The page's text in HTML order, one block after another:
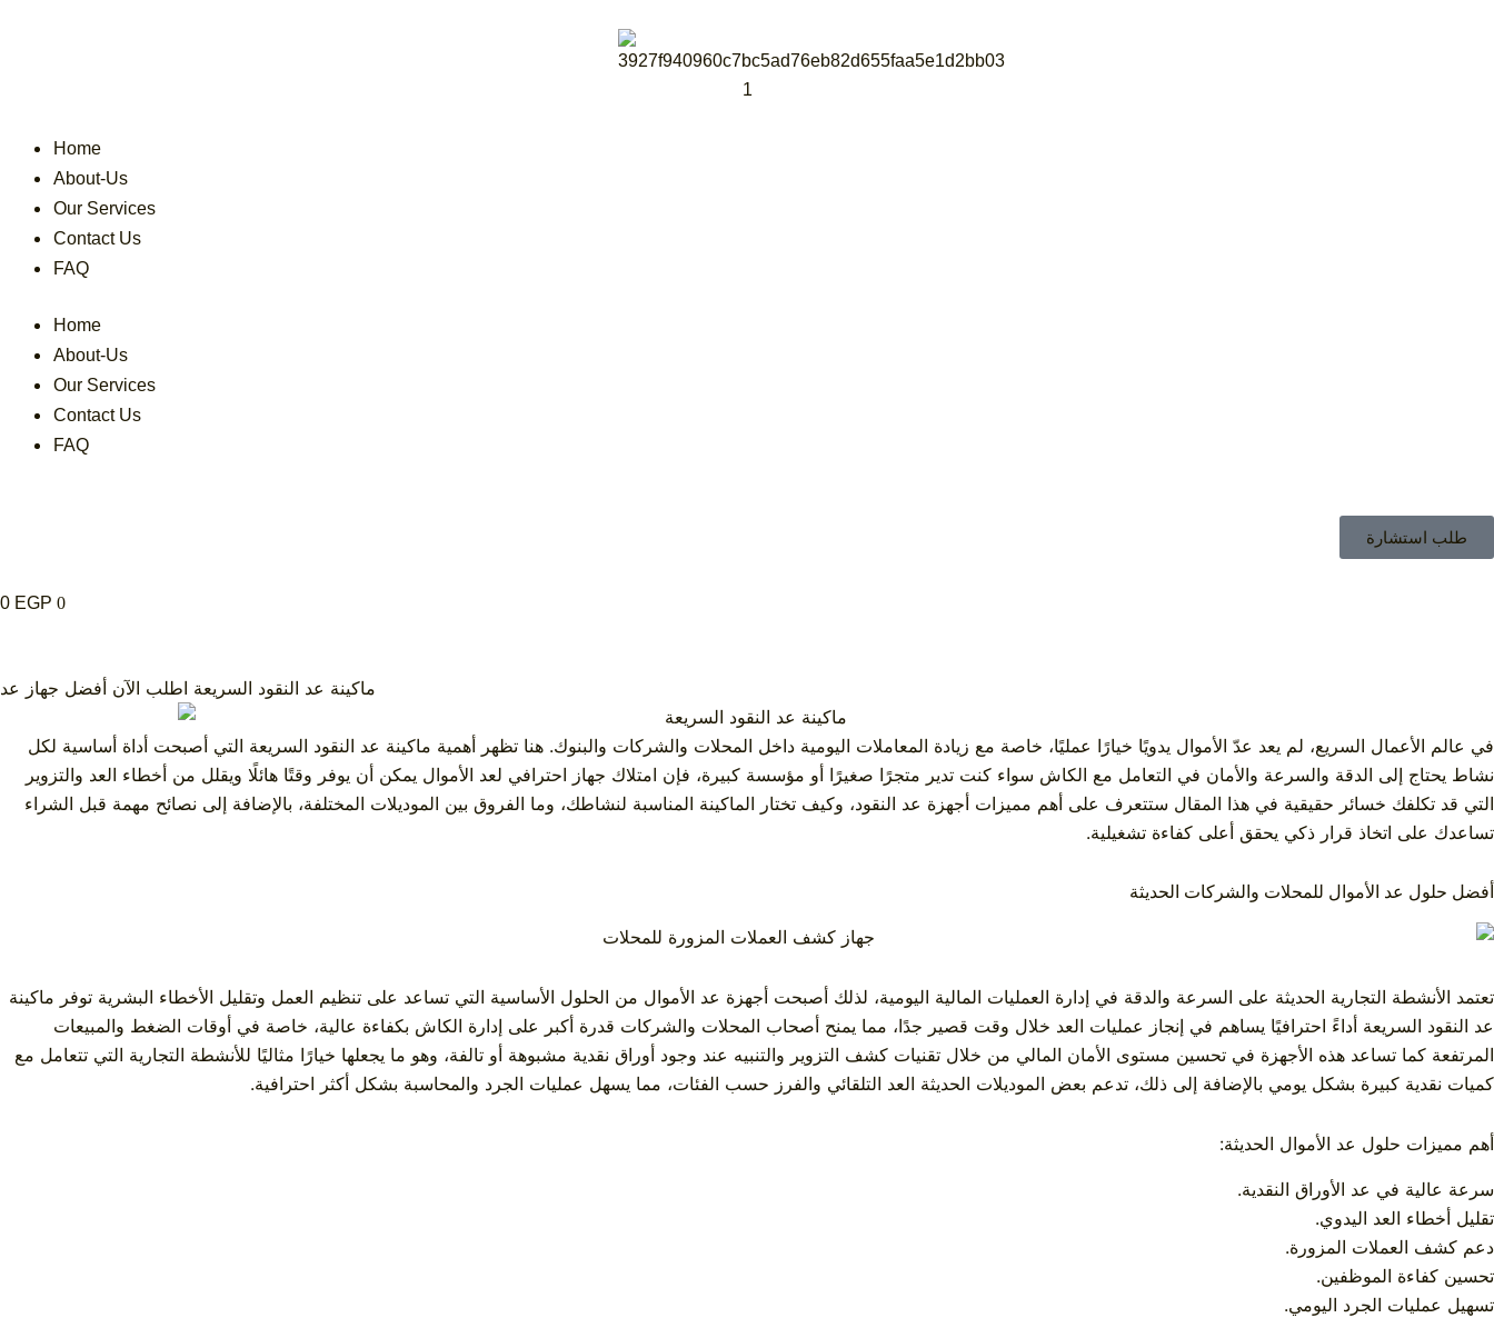
Home
About-Us
Our Services
Contact Us
FAQ
Home
About-Us
Our Services
Contact Us
FAQ
طلب استشارة
0 EGP 0
ماكينة عد النقود السريعة اطلب الآن أفضل جهاز عد
في عالم الأعمال السريع، لم يعد عدّ الأموال يدويًا خيارًا عمليًا، خاصة مع زيادة المعاملات اليومية داخل المحلات والشركات والبنوك. هنا تظهر أهمية ماكينة عد النقود السريعة التي أصبحت أداة أساسية لكل
نشاط يحتاج إلى الدقة والسرعة والأمان في التعامل مع الكاش سواء كنت تدير متجرًا صغيرًا أو مؤسسة كبيرة، فإن امتلاك جهاز احترافي لعد الأموال يمكن أن يوفر وقتًا هائلًا ويقلل من أخطاء العد والتزوير
التي قد تكلفك خسائر حقيقية في هذا المقال ستتعرف على أهم مميزات أجهزة عد النقود، وكيف تختار الماكينة المناسبة لنشاطك، وما الفروق بين الموديلات المختلفة، بالإضافة إلى نصائح مهمة قبل الشراء
تساعدك على اتخاذ قرار ذكي يحقق أعلى كفاءة تشغيلية.
أفضل حلول عد الأموال للمحلات والشركات الحديثة
تعتمد الأنشطة التجارية الحديثة على السرعة والدقة في إدارة العمليات المالية اليومية، لذلك أصبحت أجهزة عد الأموال من الحلول الأساسية التي تساعد على تنظيم العمل وتقليل الأخطاء البشرية توفر ماكينة
عد النقود السريعة أداءً احترافيًا يساهم في إنجاز عمليات العد خلال وقت قصير جدًا، مما يمنح أصحاب المحلات والشركات قدرة أكبر على إدارة الكاش بكفاءة عالية، خاصة في أوقات الضغط والمبيعات
المرتفعة كما تساعد هذه الأجهزة في تحسين مستوى الأمان المالي من خلال تقنيات كشف التزوير والتنبيه عند وجود أوراق نقدية مشبوهة أو تالفة، وهو ما يجعلها خيارًا مثاليًا للأنشطة التجارية التي تتعامل مع
كميات نقدية كبيرة بشكل يومي بالإضافة إلى ذلك، تدعم بعض الموديلات الحديثة العد التلقائي والفرز حسب الفئات، مما يسهل عمليات الجرد والمحاسبة بشكل أكثر احترافية.
أهم مميزات حلول عد الأموال الحديثة:
سرعة عالية في عد الأوراق النقدية.
تقليل أخطاء العد اليدوي.
دعم كشف العملات المزورة.
تحسين كفاءة الموظفين.
تسهيل عمليات الجرد اليومي.